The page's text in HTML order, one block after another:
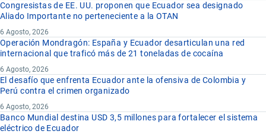
Congresistas de EE. UU. proponen que Ecuador sea designado
Aliado Importante no perteneciente a la OTAN
6 Agosto, 2026
Operación Mondragón: España y Ecuador desarticulan una red
internacional que traficó más de 21 toneladas de cocaína
6 Agosto, 2026
El desafío que enfrenta Ecuador ante la ofensiva de Colombia y
Perú contra el crimen organizado
6 Agosto, 2026
Banco Mundial destina USD 3,5 millones para fortalecer el sistema
eléctrico de Ecuador